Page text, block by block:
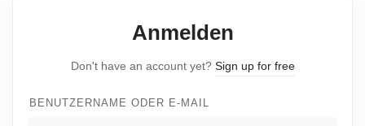
Anmelden
Don't have an account yet? Sign up for free
BENUTZERNAME ODER E-MAIL